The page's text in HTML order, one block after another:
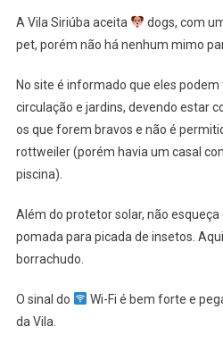
A Vila Siriúba aceita
dogs, com
pet, porém não há nenhum mimo
No site é informado que eles
circulação e jardins, devendo estar
os que forem bravos e não é
rottweiler (porém havia um casal
piscina).
Além do protetor solar, não
pomada para picada de insetos.
borrachudo.
O sinal do
Wi-Fi é bem forte e
da Vila.